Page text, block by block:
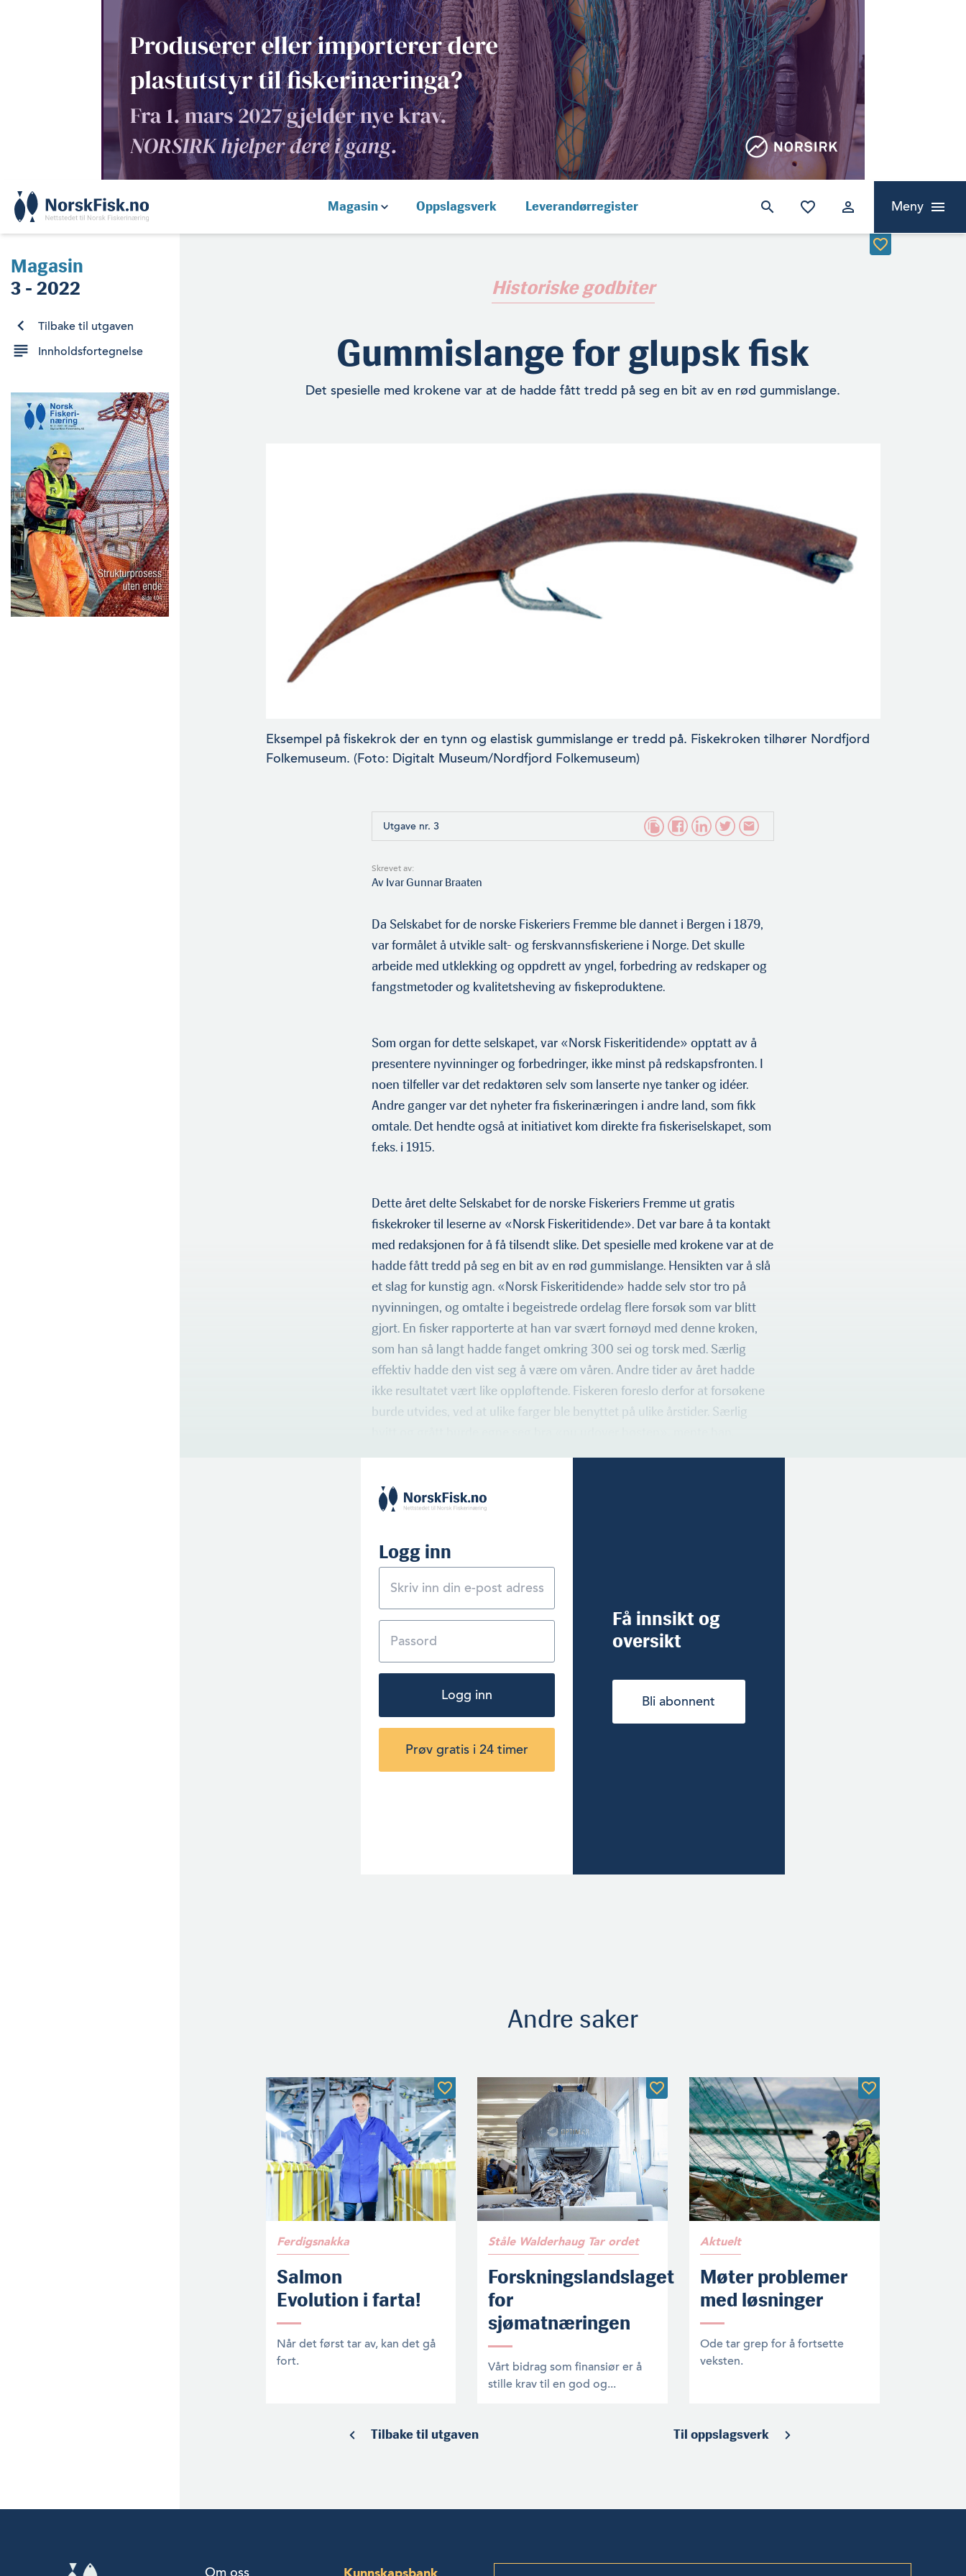
Magasin Oppslagsverk Leverandørregister Meny
Magasin
3 - 2022
Tilbake til utgaven
Innholdsfortegnelse
Historiske godbiter
Gummislange for glupsk fisk
Det spesielle med krokene var at de hadde fått tredd på seg en bit av en rød gummislange.
Eksempel på fiskekrok der en tynn og elastisk gummislange er tredd på. Fiskekroken tilhører Nordfjord
Folkemuseum. (Foto: Digitalt Museum/Nordfjord Folkemuseum)
Utgave nr. 3
Skrevet av:
Av Ivar Gunnar Braaten
Da Selskabet for de norske Fiskeriers Fremme ble dannet i Bergen i 1879,
var formålet å utvikle salt- og ferskvannsfiskeriene i Norge. Det skulle
arbeide med utklekking og oppdrett av yngel, forbedring av redskaper og
fangstmetoder og kvalitetsheving av fiskeproduktene.
Som organ for dette selskapet, var «Norsk Fiskeritidende» opptatt av å
presentere nyvinninger og forbedringer, ikke minst på red­skapsfronten. I
noen tilfeller var det redaktøren selv som lan­serte nye tanker og idéer.
Andre ganger var det nyheter fra fis­kerinæringen i andre land, som fikk
omtale. Det hendte også at initiativet kom direkte fra fiskeriselskapet, som
f.eks. i 1915.
Dette året delte Selskabet for de norske Fiskeriers Fremme ut gratis
fiskekroker til leserne av «Norsk Fiskeritidende». Det var bare å ta kontakt
med redaksjonen for å få tilsendt slike. Det spesielle med krokene var at de
hadde fått tredd på seg en bit av en rød gummislange. Hensikten var å slå
et slag for kunstig agn. «Norsk Fiskeritidende» hadde selv stor tro på
nyvinningen, og omtalte i begeistrede ordelag flere forsøk som var blitt
gjort. En fisker rapporterte at han var svært fornøyd med denne kroken,
som han så langt hadde fanget omkring 300 sei og torsk med. Særlig
effektiv hadde den vist seg å være om våren. Andre tider av året hadde
ikke resultatet vært like oppløftende. Fiskeren foreslo derfor at forsøkene
burde utvides, ved at ulike farger ble benyttet på ulike årstider. Særlig
Logg inn
Logg inn
Prøv gratis i 24 timer
Få innsikt og
oversikt
Bli abonnent
Andre saker
Ferdigsnakka
Salmon
Evolution i farta!
Når det først tar av, kan det gå
fort.
Ståle Walderhaug Tar ordet
Forskningslandslaget
for
sjømatnæringen
Vårt bidrag som finansiør er å
stille krav til en god og...
Aktuelt
Møter problemer
med løsninger
Ode tar grep for å fortsette
veksten.
Tilbake til utgaven Til oppslagsverk
Om oss Kunnskapsbank